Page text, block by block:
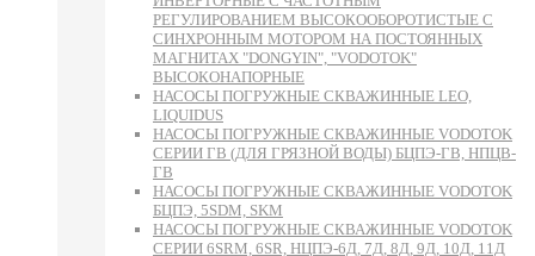
РЕГУЛИРОВАНИЕМ ВЫСОКООБОРОТИСТЫЕ С
СИНХРОННЫМ МОТОРОМ НА ПОСТОЯННЫХ
МАГНИТАХ "DONGYIN", "VODOTOK"
ВЫСОКОНАПОРНЫЕ
НАСОСЫ ПОГРУЖНЫЕ СКВАЖИННЫЕ LEO,
LIQUIDUS
НАСОСЫ ПОГРУЖНЫЕ СКВАЖИННЫЕ VODOTOK
СЕРИИ ГВ (ДЛЯ ГРЯЗНОЙ ВОДЫ) БЦПЭ-ГВ, НПЦВ-
ГВ
НАСОСЫ ПОГРУЖНЫЕ СКВАЖИННЫЕ VODOTOK
БЦПЭ, 5SDM, SKM
НАСОСЫ ПОГРУЖНЫЕ СКВАЖИННЫЕ VODOTOK
СЕРИИ 6SRM, 6SR, НЦПЭ-6Д, 7Д, 8Д, 9Д, 10Д, 11Д